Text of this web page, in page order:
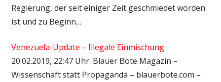
Regierung, der seit einiger Zeit geschmiedet worden
ist und zu Beginn…
Venezuela-Update – Illegale Einmischung
20.02.2019, 22:47 Uhr. Blauer Bote Magazin –
Wissenschaft statt Propaganda – blauerbote.com –